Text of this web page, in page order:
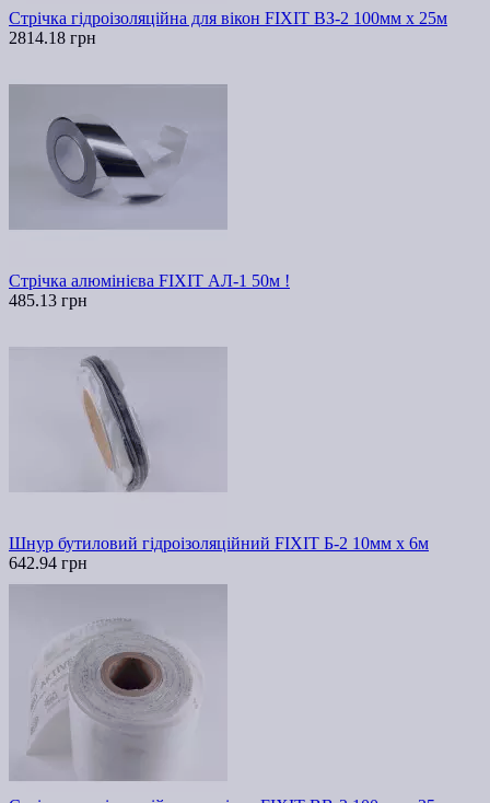
Стрічка гідроізоляційна для вікон FIXIT ВЗ-2 100мм х 25м
2814.18 грн
Стрічка алюмінієва FIXIT АЛ-1 50м !
485.13 грн
Шнур бутиловий гідроізоляційний FIXIT Б-2 10мм х 6м
642.94 грн